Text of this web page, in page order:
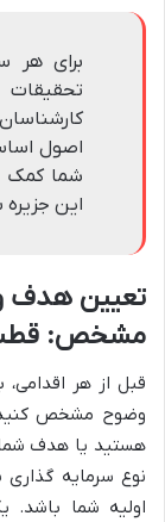
برای هر
اصول
شما کمک
این جزیره
تعیین هدف و
مشخص: قطب
قبل از هر
وضوح مشخص کنید.
هستید یا هدف
نوع سرمایه
اولیه شما